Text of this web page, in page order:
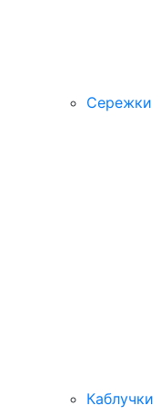
Сережки
Каблучки